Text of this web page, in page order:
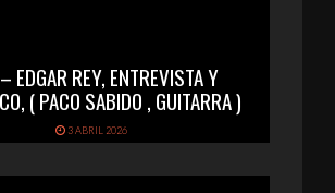
EDGAR REY, ENTREVISTA Y
( PACO SABIDO , GUITARRA )
3 ABRIL 2026